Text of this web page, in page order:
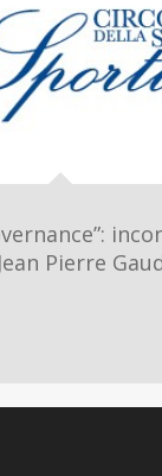
Pierre